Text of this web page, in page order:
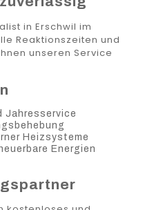
in Erschwil im
Reaktionszeiten und
unseren Service
Jahresservice
Heizsysteme
Energien